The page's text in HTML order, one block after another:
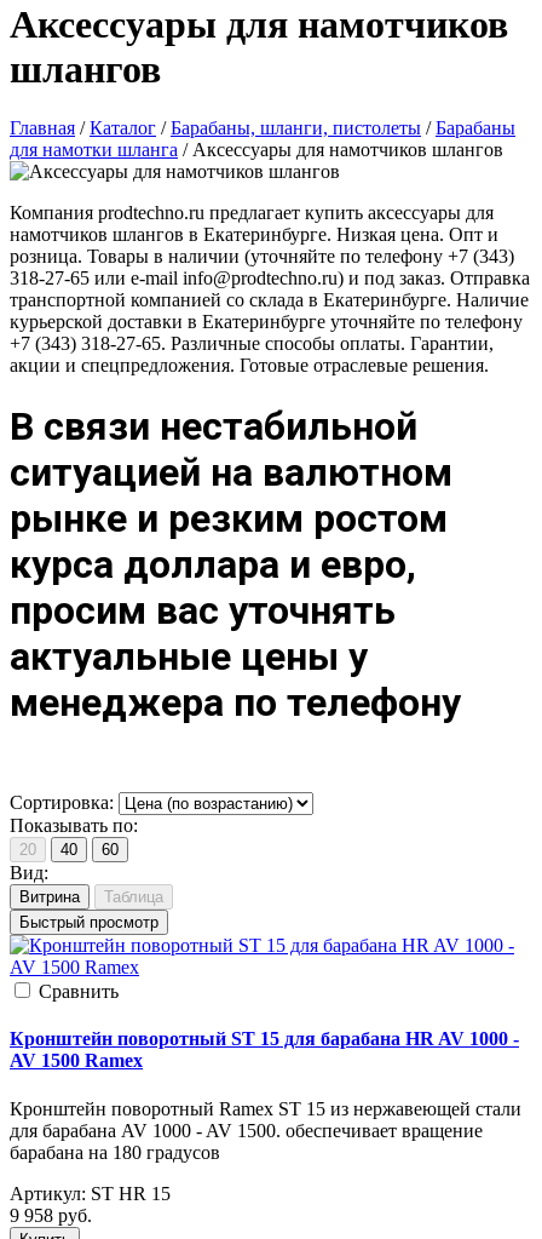
Аксессуары для намотчиков
шлангов
Главная / Каталог / Барабаны, шланги, пистолеты / Барабаны
для намотки шланга / Аксессуары для намотчиков шлангов
Компания prodtechno.ru предлагает купить аксессуары для
намотчиков шлангов в Екатеринбурге. Низкая цена. Опт и
розница. Товары в наличии (уточняйте по телефону +7 (343)
318-27-65 или e-mail info@prodtechno.ru) и под заказ. Отправка
транспортной компанией со склада в Екатеринбурге. Наличие
курьерской доставки в Екатеринбурге уточняйте по телефону
+7 (343) 318-27-65. Различные способы оплаты. Гарантии,
акции и спецпредложения. Готовые отраслевые решения.
В связи нестабильной
ситуацией на валютном
рынке и резким ростом
курса доллара и евро,
просим вас уточнять
актуальные цены у
менеджера по телефону
Сортировка:
Показывать по:
20 40 60
Вид:
Витрина
Таблица
Быстрый просмотр
Cравнить
Кронштейн поворотный ST 15 для барабана HR AV 1000 -
AV 1500 Ramex
Кронштейн поворотный Ramex ST 15 из нержавеющей стали
для барабана AV 1000 - AV 1500. обеспечивает вращение
барабана на 180 градусов
Артикул: ST HR 15
9 958 руб.